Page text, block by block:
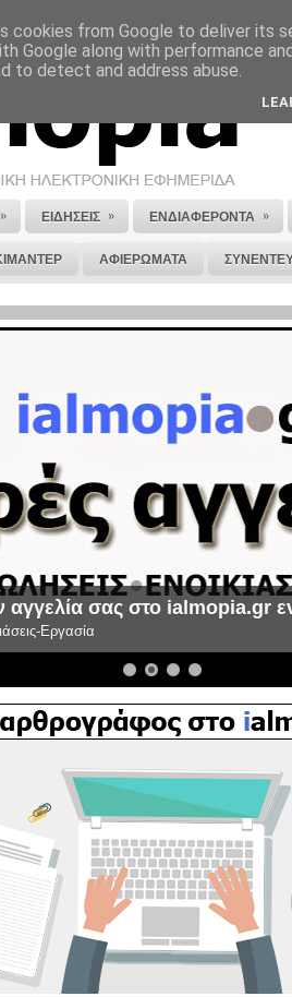
ΕΠΙΚΟΙΝΩΝΙΑ ΣΤΕΙΛΕ ΜΑΣ
» ΕΙΔΗΣΕΙΣ » ΕΝΔΙΑΦΕΡΟΝΤΑ »
ΑΦΙΕΡΩΜΑΤΑ
αγγελία σας στο ialmopia.gr
Εργασία
cookies from Google to deliver its
Google along with performance
to detect and address abuse.